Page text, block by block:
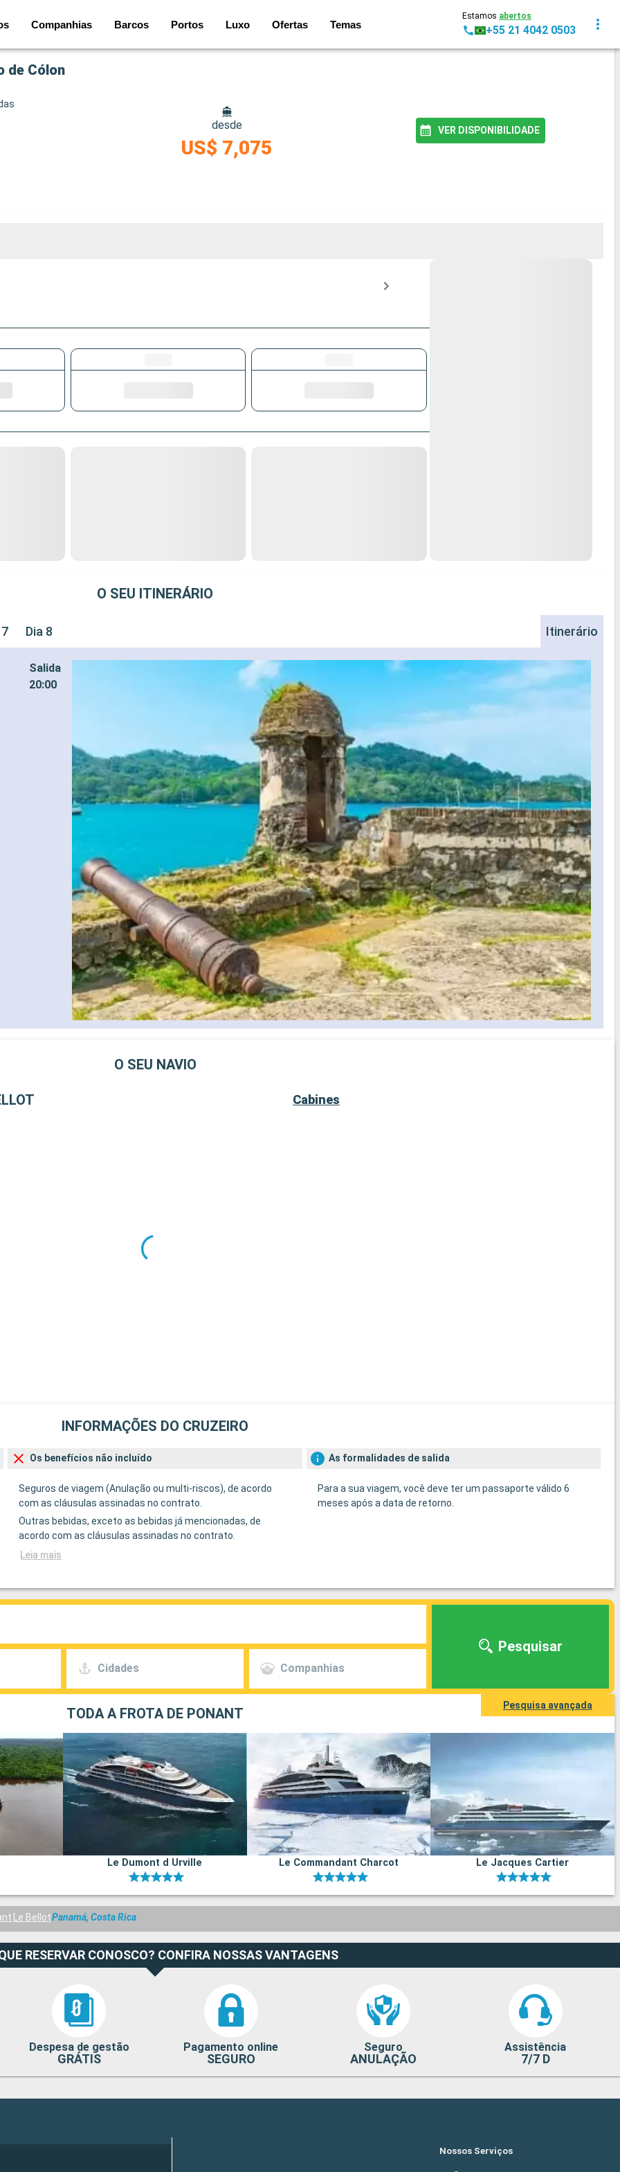
Companhias Barcos Portos Luxo Ofertas Temas
Estamos abertos
+55 21 4042 0503
de Cólon
desde
US$ 7,075
VER DISPONIBILIDADE
O SEU ITINERÁRIO
Dia 8 Itinerário
Salida
20:00
O SEU NAVIO
Cabines
INFORMAÇÕES DO CRUZEIRO
Os benefícios não incluído
Seguros de viagem (Anulação ou multi-riscos), de acordo
com as cláusulas assinadas no contrato.
Outras bebidas, exceto as bebidas já mencionadas, de
acordo com as cláusulas assinadas no contrato.
Leia mais
As formalidades de salida
Para a sua viagem, você deve ter um passaporte válido 6
meses após a data de retorno.
Cidades Companhias
Pesquisar
Pesquisa avançada
TODA A FROTA DE PONANT
Le Dumont d Urville Le Commandant Charcot Le Jacques Cartier
Le BellotPanamá, Costa Rica
RESERVAR CONOSCO? CONFIRA NOSSAS VANTAGENS
Despesa de gestão
GRÁTIS
Pagamento online
SEGURO
Seguro
ANULAÇÃO
Assistência
7/7 D
Nossos Serviços